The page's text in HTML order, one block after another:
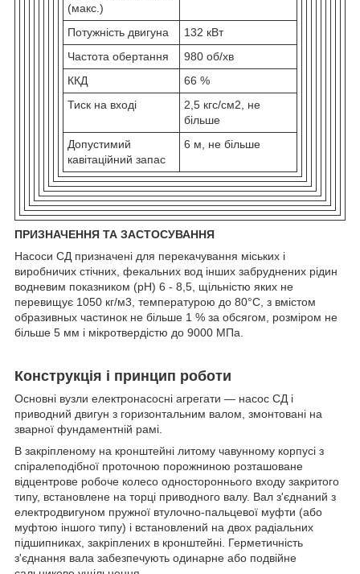
(макс.)
Потужність двигуна
132 кВт
Частота обертання
980 об/хв
ККД
66 %
Тиск на вході
2,5 кгс/см2, не
більше
Допустимий
кавітаційний запас
6 м, не більше
ПРИЗНАЧЕННЯ ТА ЗАСТОСУВАННЯ
Насоси СД призначені для перекачування міських і
виробничих стічних, фекальних вод інших забруднених рідин
водневим показником (рН) 6 - 8,5, щільністю яких не
перевищує 1050 кг/м3, температурою до 80°С, з вмістом
образивных частинок не більше 1 % за обсягом, розміром не
більше 5 мм і мікротвердістю до 9000 МПа.
Конструкція і принцип роботи
Основні вузли електронасосні агрегати — насос СД і
приводний двигун з горизонтальним валом, змонтовані на
зварної фундаментній рамі.
В закріпленому на кронштейні литому чавунному корпусі з
спіралеподібної проточною порожниною розташоване
відцентрове робоче колесо одностороннього входу закритого
типу, встановлене на торці приводного валу. Вал з'єднаний з
електродвигуном пружної втулочно-пальцевої муфти (або
муфтою іншого типу) і встановлений на двох радіальних
підшипниках, закріплених в кронштейні. Герметичність
з'єднання вала забезпечують одинарне або подвійне